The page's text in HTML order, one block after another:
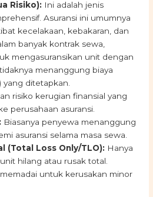
Risiko): Ini adalah jenis
Asuransi ini umumnya
kecelakaan, kebakaran, dan
banyak kontrak sewa,
mengasuransikan unit dengan
menanggung biaya
yang ditetapkan.
risiko kerugian finansial yang
perusahaan asuransi.
Biasanya penyewa menanggung
asuransi selama masa sewa.
(Total Loss Only/TLO): Hanya
hilang atau rusak total.
untuk kerusakan minor